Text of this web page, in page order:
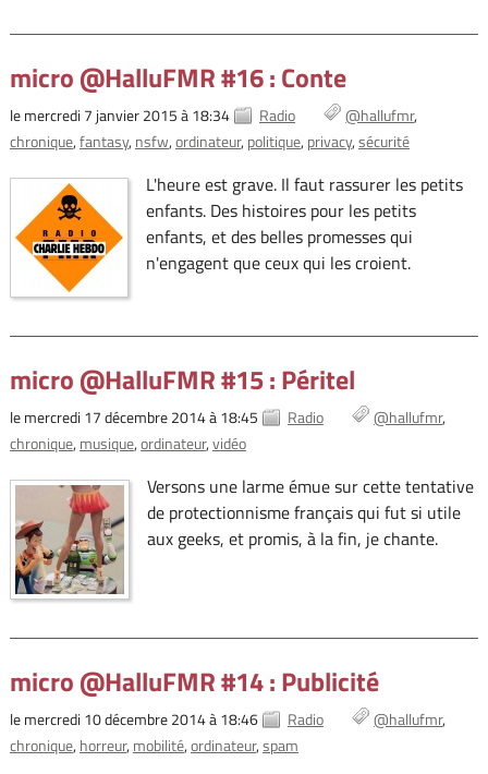
micro @HalluFMR #16 : Conte
le mercredi 7 janvier 2015 à 18:34 Radio
@hallufmr
chronique fantasy nsfw ordinateur politique privacy sécurité
L'heure est grave. Il faut rassurer les petits
enfants. Des histoires pour les petits
enfants, et des belles promesses qui
n'engagent que ceux qui les croient.
micro @HalluFMR #15 : Péritel
le mercredi 17 décembre 2014 à 18:45 Radio
@hallufmr
chronique musique ordinateur vidéo
Versons une larme émue sur cette tentative
de protectionnisme français qui fut si utile
aux geeks, et promis, à la fin, je chante.
micro @HalluFMR #14 : Publicité
le mercredi 10 décembre 2014 à 18:46 Radio
@hallufmr
chronique horreur mobilité ordinateur spam